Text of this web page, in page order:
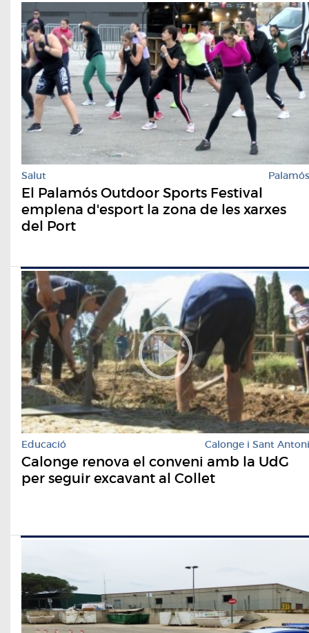
Salut Palamós
El Palamós Outdoor Sports Festival
emplena d'esport la zona de les xarxes
del Port
Educació Calonge i Sant Antoni
Calonge renova el conveni amb la UdG
per seguir excavant al Collet